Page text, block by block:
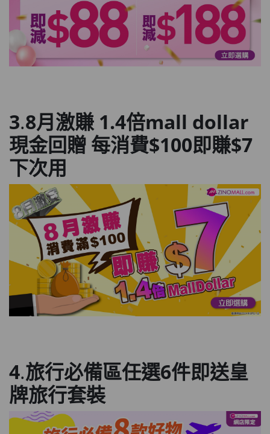
3.8月激賺 1.4倍mall dollar
現金回贈 每消費$100即賺$7
下次用
4.旅行必備區任選6件即送皇
牌旅行套裝